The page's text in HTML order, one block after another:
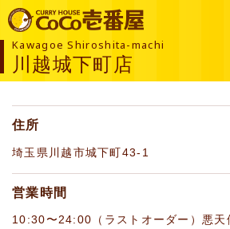
Kawagoe Shiroshita-machi
川越城下町店
住所
埼玉県川越市城下町43-1
営業時間
10:30〜24:00（ラストオーダー）悪天